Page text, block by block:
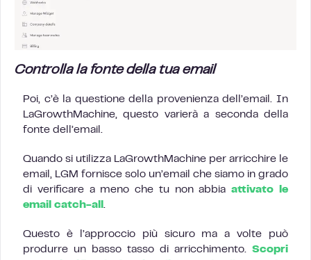
Controlla la fonte della tua email
Poi, c’è la questione della provenienza dell’email. In
LaGrowthMachine, questo varierà a seconda della
fonte dell’email.
Quando si utilizza LaGrowthMachine per arricchire le
email, LGM fornisce solo un’email che siamo in grado
di verificare a meno che tu non abbiaattivato le
email catch-all .
Questo è l’approccio più sicuro ma a volte può
produrre un basso tasso di arricchimento. Scopri